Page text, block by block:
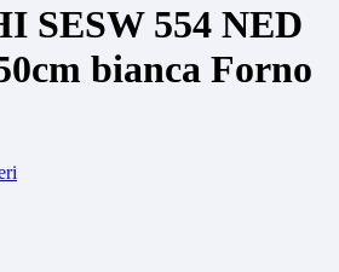
SESW 554 NED
bianca Forno